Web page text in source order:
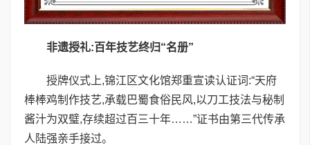
非遗授礼:百年技艺终归“名册”
授牌仪式上,锦江区文化馆郑重宣读认证词:“天府
棒棒鸡制作技艺,承载巴蜀食俗民风,以刀工技法与秘制
酱汁为双璧,存续超过百三十年……”证书由第三代传承
人陆强亲手接过。